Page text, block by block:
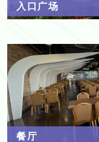
入口广场
餐厅